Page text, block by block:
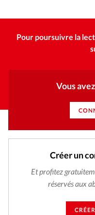
Devise:CHF
RUBRIQUES
Tour du
Vie Intérieure
Pour poursuivre la
Vous
Créer un
Et profitez
réservés aux